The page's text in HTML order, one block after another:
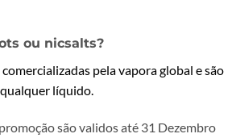
ou nicsalts?
comercializadas pela vapora global e são
líquido.
são validos até 31 Dezembro